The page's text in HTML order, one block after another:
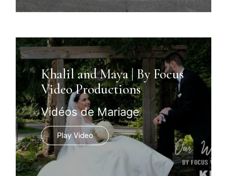
Khalil and Maya | By Focus
Video Productions
Vidéos de Mariage
Play Video